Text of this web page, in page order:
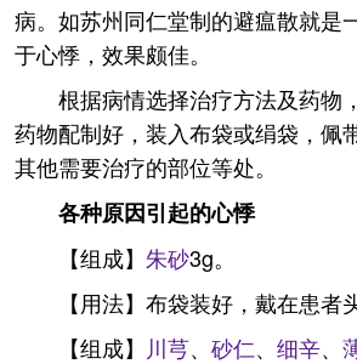
病。如苏州同仁堂制的避瘟散就是
于心悸，效果颇佳。
根据病情选择治疗方法及药物
药物配制好，装入布袋或绢袋，佩
其他需要治疗的部位等处。
各种原因引起的心悸
【组成】 朱砂3g。
【用法】布袋装好，戴在患者
【组成】 川芎、 砂仁、 细辛、